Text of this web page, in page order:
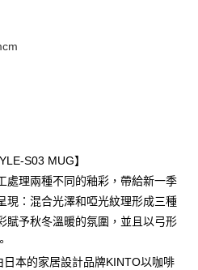
哥大用戶可立即使用無須另外申請。
的期數、繳款截止日，確認付款後即完
額請依後續交易確認頁面所載為準。
交易或遇審核未通過，訂單將自動取
表示未達大哥付你分期系統評分，恕無
付你分期」於每月結算日後寄送繳費提
「超商條碼／台灣大直營門市／銀行轉
才付款」的支付方式。 讓您購物簡單
、不需儲值。
，即可結帳。
付款。
付」後，將跳轉至「AFTEE先享後付」
)免運費
S03 MUG】
處理兩種不同的釉彩，帶給新一季
現：混合光澤和啞光紋理形成三種
賦予秋冬溫暖的氛圍，並且以弓形
本的家居設計品牌KINTO以咖啡